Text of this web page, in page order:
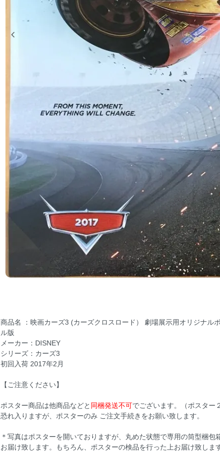
商品名 ：映画カーズ3 (カーズクロスロード） 劇場展示用オリジナル
ル版
メーカー：DISNEY
シリーズ：カーズ3
初回入荷 2017年2月
【ご注意ください】
ポスター商品は他商品などと 同梱発送不可でございます。（ポスター
恐れ入りますが、ポスターのみ ご注文手続きをお願い致します。
＊写真はポスターを開いておりますが、丸めた状態で専用の筒型梱包
お届け致します。もちろん、ポスターの検品を行った上お届け致しま